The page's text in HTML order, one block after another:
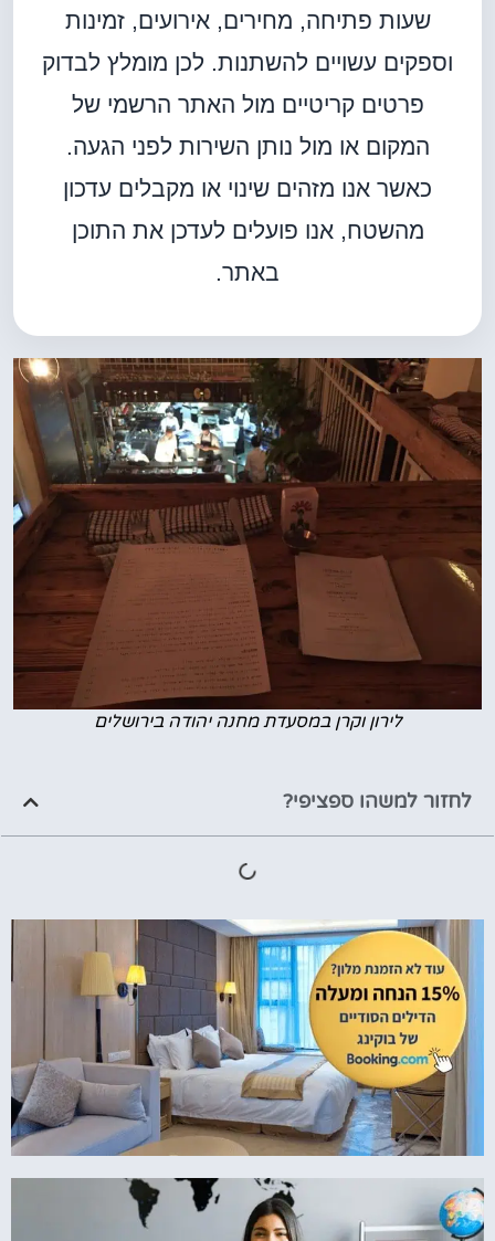
שעות פתיחה, מחירים, אירועים, זמינות
וספקים עשויים להשתנות. לכן מומלץ לבדוק
פרטים קריטיים מול האתר הרשמי של
המקום או מול נותן השירות לפני הגעה.
כאשר אנו מזהים שינוי או מקבלים עדכון
מהשטח, אנו פועלים לעדכן את התוכן
באתר.
לירון וקרן במסעדת מחנה יהודה בירושלים
לחזור למשהו ספציפי?